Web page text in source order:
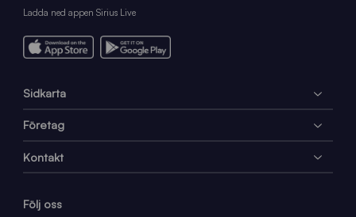
Ladda ned appen Sirius Live
Sidkarta
Företag
Kontakt
Följ oss